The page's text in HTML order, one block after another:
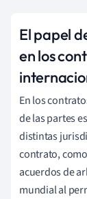
El papel
en los
En los
de las partes
distintas
contrato,
acuerdos de
mundial al